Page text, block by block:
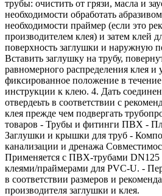
трубы: очистить от грязи, масла и
необходимости обработать
необходимости праймер (если это
производителем клея) и затем
поверхность заглушки и наружную
Вставить заглушку на трубу,
равномерного распределения клея и
фиксированное положение в
инструкции к клею. 4. Дать
отвердеьть в соответствии с
клея прежде чем подвергать
товаров - Трубы и фитинги ПВХ -
Заглушки и крышки для труб -
канализации и дренажа
Применяется с ПВХ-трубами DN125
клеями/праймерами для PVC-U. -
в соответствии размеров и
производителя заглушки и клея.